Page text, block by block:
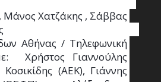
Μάνος Χατζάκης , Σάββας
Αθήνας / Τηλεφωνική
Χρήστος Γιαννούλης
(ΑΕΚ), Γιάννης